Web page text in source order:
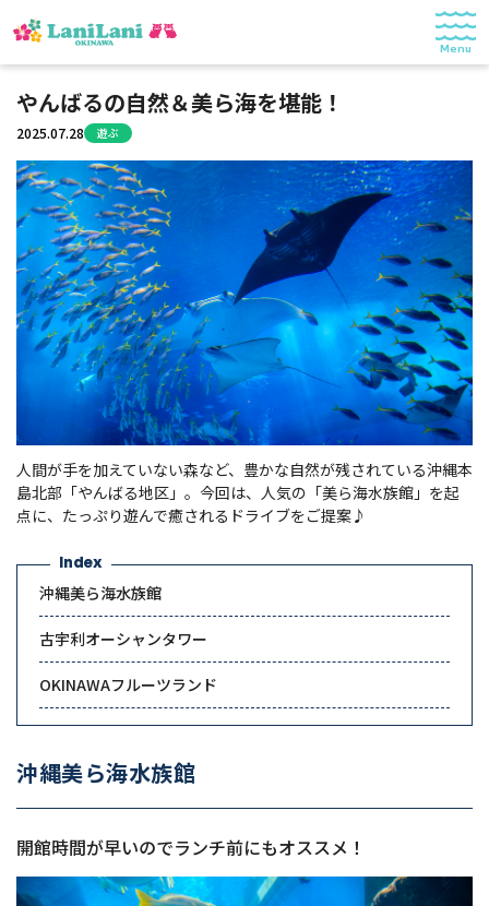
特集
遊ぶ
ショッピング
暮らし
記事一覧
© 2025 LaniLani OKINAWA
Menu
やんばるの自然＆美ら海を堪能！
2025.07.28 遊ぶ
人間が手を加えていない森など、豊かな自然が残されている沖縄本
島北部「やんばる地区」。今回は、人気の「美ら海水族館」を起
点に、たっぷり遊んで癒されるドライブをご提案♪
Index
沖縄美ら海水族館
古宇利オーシャンタワー
OKINAWAフルーツランド
沖縄美ら海水族館
開館時間が早いのでランチ前にもオススメ！